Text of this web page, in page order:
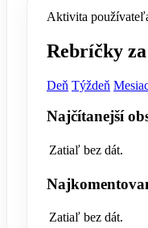
Aktivita
Rebríčky
Deň Týždeň
Najčítanejší
Zatiaľ bez dát.
Zatiaľ bez dát.